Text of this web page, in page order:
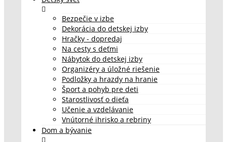
Bezpečie v izbe
Dekorácia do detskej izby
Hračky - dopredaj
Na cesty s deťmi
Nábytok do detskej izby
Organizéry a úložné riešenie
Podložky a hrazdy na hranie
Šport a pohyb pre deti
Starostlivosť o dieťa
Učenie a vzdelávanie
Vnútorné ihrisko a rebriny
Dom a bývanie